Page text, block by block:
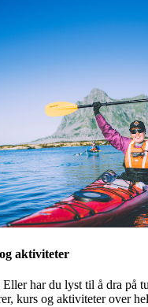
aktiviteter
har du lyst til å dra på
kurs og aktiviteter over